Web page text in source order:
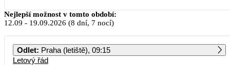
Září 2026
PO ÚT ST ČT PÁ SO NE
Nejlepší možnost v tomto období:
12.09 - 19.09.2026 (8 dní, 7 nocí)
Odlet: Praha (letiště), 09:15
Letový řád